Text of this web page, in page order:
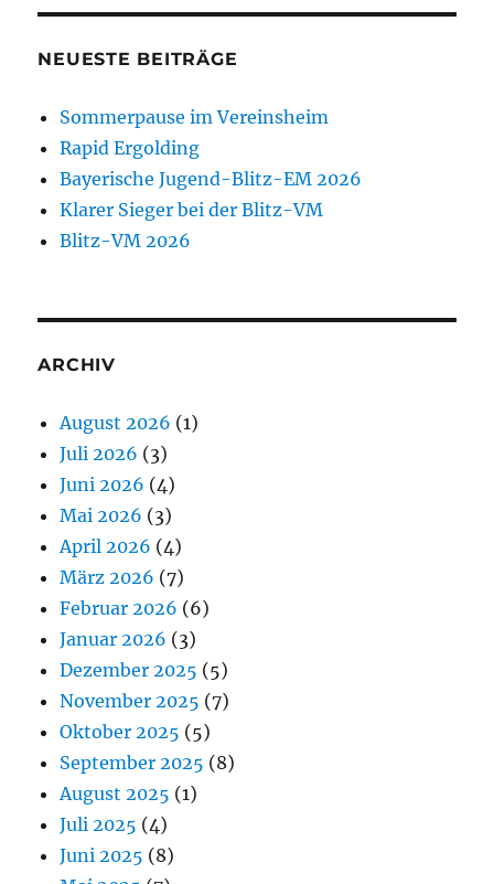
NEUESTE BEITRÄGE
Sommerpause im Vereinsheim
Rapid Ergolding
Bayerische Jugend-Blitz-EM 2026
Klarer Sieger bei der Blitz-VM
Blitz-VM 2026
ARCHIV
August 2026 (1)
Juli 2026 (3)
Juni 2026 (4)
Mai 2026 (3)
April 2026 (4)
März 2026 (7)
Februar 2026 (6)
Januar 2026 (3)
Dezember 2025 (5)
November 2025 (7)
Oktober 2025 (5)
September 2025 (8)
August 2025 (1)
Juli 2025 (4)
Juni 2025 (8)